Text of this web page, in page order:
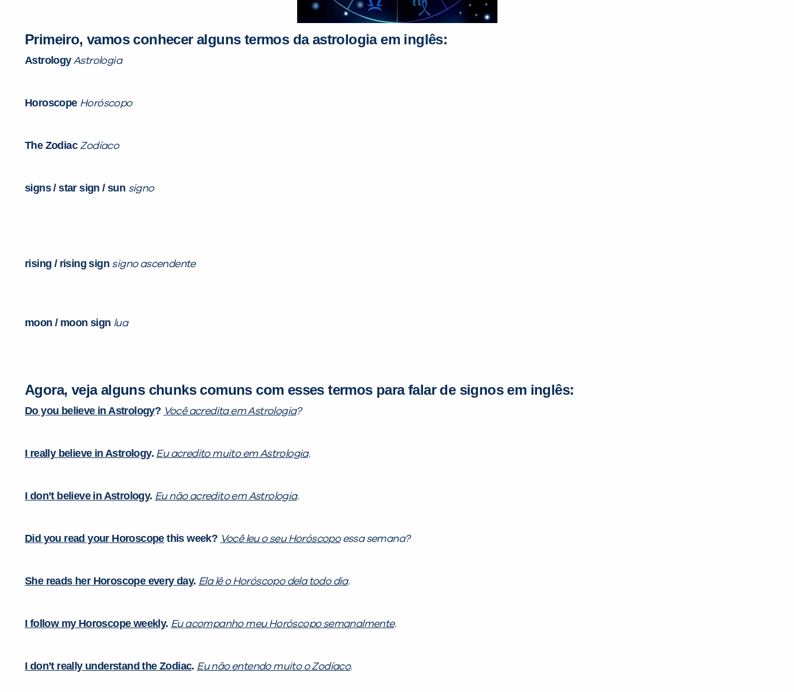
Primeiro, vamos conhecer alguns termos da astrologia em inglês:
AstrologyAstrologia
Horoscope Horóscopo
The Zodiac Zodíaco
signs / star sign / sun signo
rising / rising sign signo ascendente
moon / moon sign lua
Agora, veja alguns chunks comuns com esses termos para falar de signos em inglês:
Do you believe in Astrology? Você acredita em Astrologia?
I really believe in Astrology. Eu acredito muito em Astrologia.
I don’t believe in Astrology. Eu não acredito em Astrologia.
Did you read your Horoscopethis week? Você leu o seu Horóscopoessa semana?
She reads her Horoscope every day. Ela lê o Horóscopo dela todo dia.
I follow my Horoscope weekly. Eu acompanho meu Horóscopo semanalmente.
I don’t really understand the Zodiac. Eu não entendo muito o Zodíaco.